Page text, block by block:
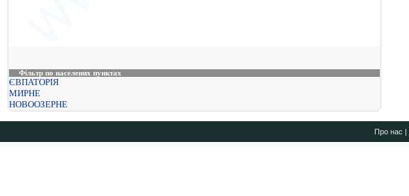
Фільтр по населених пунктах
ЄВПАТОРІЯ
МИРНЕ
НОВООЗЕРНЕ
Про нас |